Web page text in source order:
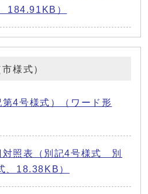
184.91KB）
様式）
4号様式）（ワード形
対照表（別記4号様式 別
、18.38KB）